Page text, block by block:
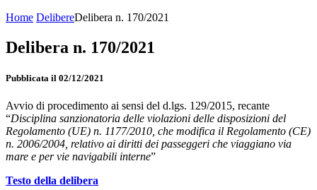
Home DelibereDelibera n. 170/2021
Delibera n. 170/2021
Pubblicata il 02/12/2021
Avvio di procedimento ai sensi del d.lgs. 129/2015, recante
“Disciplina sanzionatoria delle violazioni delle disposizioni del
Regolamento (UE) n. 1177/2010, che modifica il Regolamento (CE)
n. 2006/2004, relativo ai diritti dei passeggeri che viaggiano via
mare e per vie navigabili interne”
Testo della delibera